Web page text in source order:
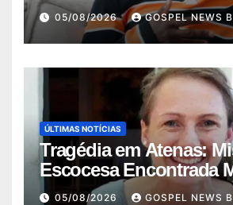
Mundo
05/08/2026 GOSPEL NEWS
ÚLTIMAS NOTÍCIAS
Tragédia em Atenas:
Escocesa Encontrada
Mala
05/08/2026 GOSPEL NEWS